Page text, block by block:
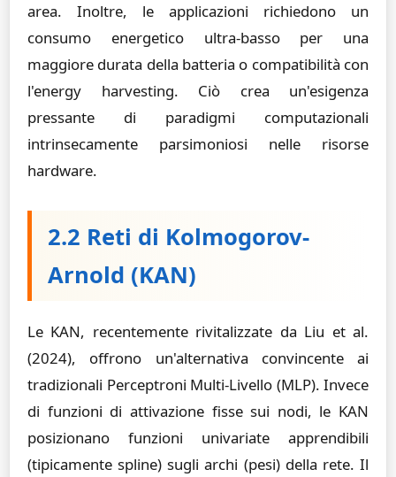
area. Inoltre, le applicazioni richiedono un
consumo energetico ultra-basso per una
maggiore durata della batteria o compatibilità con
l'energy harvesting. Ciò crea un'esigenza
pressante di paradigmi computazionali
intrinsecamente parsimoniosi nelle risorse
hardware.
2.2 Reti di Kolmogorov-
Arnold (KAN)
Le KAN, recentemente rivitalizzate da Liu et al.
(2024), offrono un'alternativa convincente ai
tradizionali Perceptroni Multi-Livello (MLP). Invece
di funzioni di attivazione fisse sui nodi, le KAN
posizionano funzioni univariate apprendibili
(tipicamente spline) sugli archi (pesi) della rete. Il